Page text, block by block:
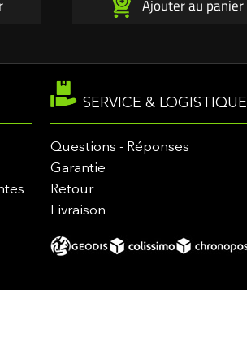
Ajouter au panier
SERVICE & LOGISTIQUE
Questions - Réponses
Garantie
Retour
Livraison